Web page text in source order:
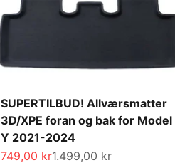
SUPERTILBUD! Allværsmatter
3D/XPE foran og bak for Model
Y 2021-2024
Salgspris
749,00 krNormalpris
1.499,00 kr